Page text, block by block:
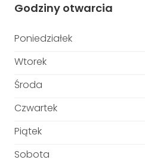
Godziny otwarcia
Poniedziałek
Wtorek
Środa
Czwartek
Piątek
Sobota